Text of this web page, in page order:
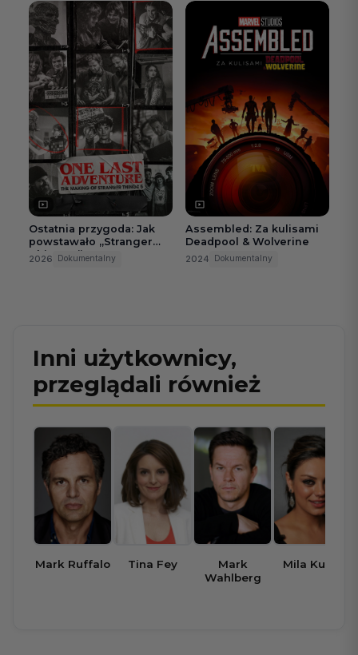
Ostatnia przygoda: Jak
powstawało „Stranger
Things 5”
2026 Dokumentalny
Assembled: Za kulisami
Deadpool & Wolverine
2024 Dokumentalny
Inni użytkownicy,
przeglądali również
Mark Ruffalo Tina Fey
Mark
Wahlberg
Mila Kunis